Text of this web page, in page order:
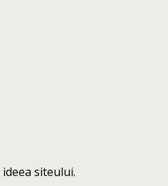
siteului.